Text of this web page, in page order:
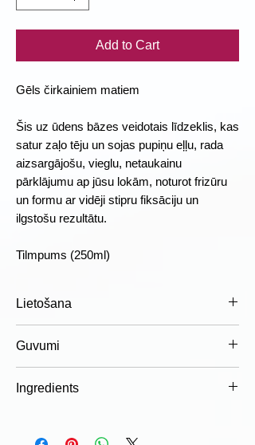
Add to Cart
Gēls čirkainiem matiem
Šis uz ūdens bāzes veidotais līdzeklis, kas
satur zaļo tēju un sojas pupiņu eļļu, rada
aizsargājošu, vieglu, netaukainu
pārklājumu ap jūsu lokām, noturot frizūru
un formu ar vidēji stipru fiksāciju un
ilgstošu rezultātu.
Tilmpums (250ml)
Lietošana
slapjiem matiem. Sakārtot matus pa
lai atbrīvotu fiksāciju. Lielākam efektam
Guvumi
✓ Perfekti definēti čirkaini, lokaini mati
Ingredients
Sclerotium Gum, Xanthan Gum,